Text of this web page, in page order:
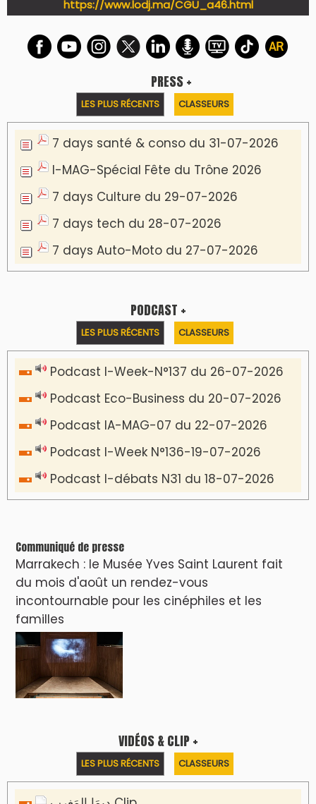
Inscription à la newsletter
Plus d'informations sur cette page :
https://www.lodj.ma/CGU_a46.html
PRESS +
LES PLUS RÉCENTS CLASSEURS
7 days santé & conso du 31-07-2026
I-MAG-Spécial Fête du Trône 2026
7 days tech du 28-07-2026
7 days Auto-Moto du 27-07-2026
LES PLUS RÉCENTS
Podcast I-Week-N°137 du 26-07-2026
Podcast IA-MAG-07 du 22-07-2026
Podcast I-Week N°136-19-07-2026
Podcast I-débats N31 du 18-07-2026